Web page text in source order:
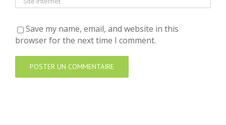
Save my name, email, and website in this
browser for the next time I comment.